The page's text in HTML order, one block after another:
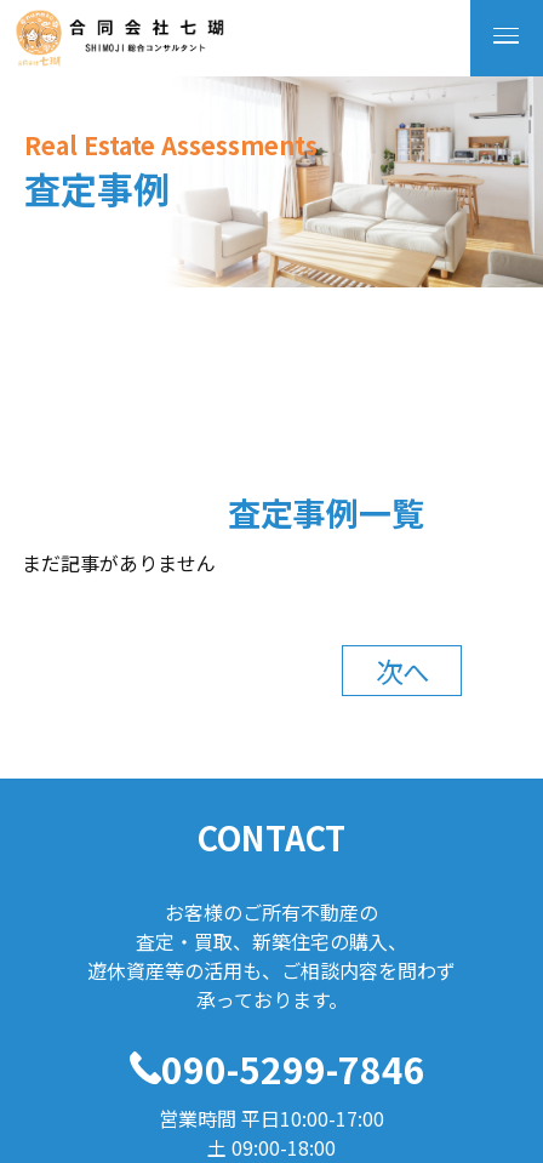
Real Estate Assessments
査定事例
査定事例一覧
まだ記事がありません
次へ
CONTACT
お客様のご所有不動産の
査定・買取、新築住宅の購入、
遊休資産等の活用も、ご相談内容を問わず
承っております。
090-5299-7846
営業時間 平日10:00-17:00
土 09:00-18:00